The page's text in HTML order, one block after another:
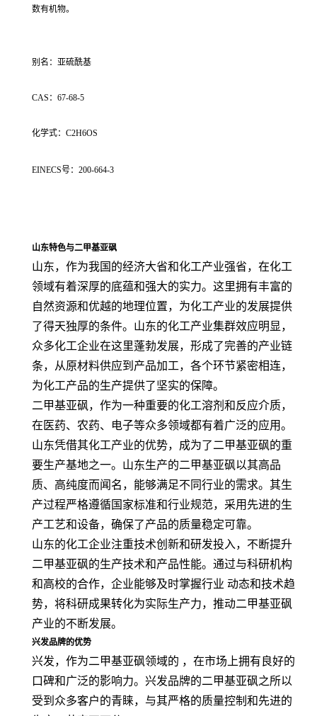
数有机物。
别名：亚硫酰基
CAS：67-68-5
化学式：C2H6OS
EINECS号：200-664-3
山东特色与二甲基亚砜
山东，作为我国的经济大省和化工产业强省，在化工
领域有着深厚的底蕴和强大的实力。这里拥有丰富的
自然资源和优越的地理位置，为化工产业的发展提供
了得天独厚的条件。山东的化工产业集群效应明显，
众多化工企业在这里蓬勃发展，形成了完善的产业链
条，从原材料供应到产品加工，各个环节紧密相连，
为化工产品的生产提供了坚实的保障。
二甲基亚砜，作为一种重要的化工溶剂和反应介质，
在医药、农药、电子等众多领域都有着广泛的应用。
山东凭借其化工产业的优势，成为了二甲基亚砜的重
要生产基地之一。山东生产的二甲基亚砜以其高品
质、高纯度而闻名，能够满足不同行业的需求。其生
产过程严格遵循国家标准和行业规范，采用先进的生
产工艺和设备，确保了产品的质量稳定可靠。
山东的化工企业注重技术创新和研发投入，不断提升
二甲基亚砜的生产技术和产品性能。通过与科研机构
和高校的合作，企业能够及时掌握行业 动态和技术趋
势，将科研成果转化为实际生产力，推动二甲基亚砜
产业的不断发展。
兴发品牌的优势
兴发，作为二甲基亚砜领域的 ，在市场上拥有良好的
口碑和广泛的影响力。兴发品牌的二甲基亚砜之所以
受到众多客户的青睐，与其严格的质量控制和先进的